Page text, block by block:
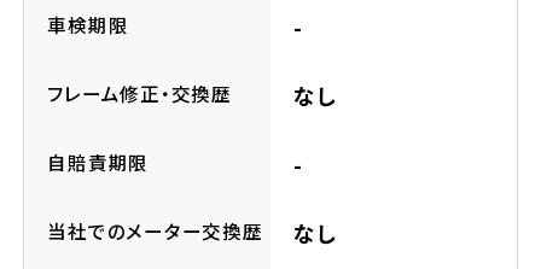
車検期限 -
フレーム修正・交換歴 なし
自賠責期限 -
当社でのメーター交換歴 なし
埼玉県
ホンダドリーム ふかや花園
ホンダドリーム 鴻巣
ホンダドリーム 所沢